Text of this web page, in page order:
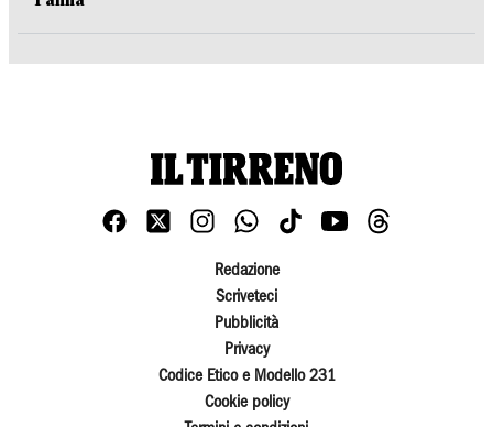
Redazione
Scriveteci
Pubblicità
Privacy
Codice Etico e Modello 231
Cookie policy